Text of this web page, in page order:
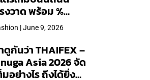
งวาด พร้อม %
และคอลเลก
ชันพิเศษเฉพาะสาขา
| June 9, 2026
ดูกันว่า THAIFEX –
Asia 2026 จัด
มอย่างไร ถึงได้ยิ่ง